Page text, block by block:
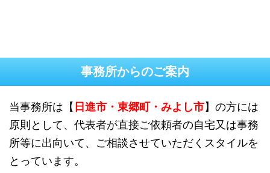
事務所からのご案内
当事務所は【 日進市・東郷町・みよし市】の方には
原則として、代表者が直接ご依頼者の自宅又は事務
所等に出向いて、ご相談させていただくスタイルを
とっています。